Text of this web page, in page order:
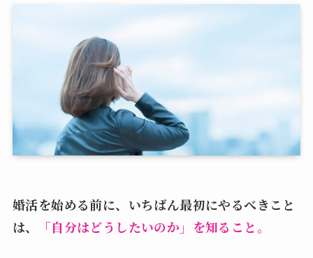
婚活を始める前に、いちばん最初にやるべきこと
は、
「自分はどうしたいのか」を知ること。